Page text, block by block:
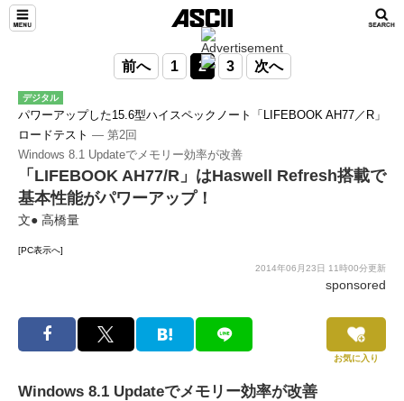
前へ 1 2 3 次へ
デジタル
パワーアップした15.6型ハイスペックノート「LIFEBOOK AH77／R」
ロードテスト ― 第2回
Windows 8.1 Updateでメモリー効率が改善
「LIFEBOOK AH77/R」はHaswell Refresh搭載で
基本性能がパワーアップ！
文● 高橋量
[PC表示へ]
2014年06月23日 11時00分更新
sponsored
お気に入り
Windows 8.1 Updateでメモリー効率が改善